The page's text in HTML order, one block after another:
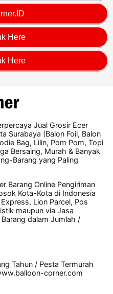
Here
Here
Jual Grosir Ecer
Surabaya (Balon Foil, Balon
Bag, Lilin, Pom Pom, Topi
Bersaing, Murah & Banyak
Barang yang Paling
Barang Online Pengiriman
Kota-Kota di Indonesia
Lion Parcel, Pos
maupun via Jasa
dalam Jumlah /
Tahun / Pesta Termurah
corner.com